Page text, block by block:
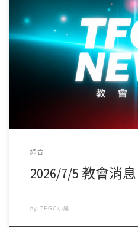
綜合
2026/7/5 教會消息
by TFGC小編